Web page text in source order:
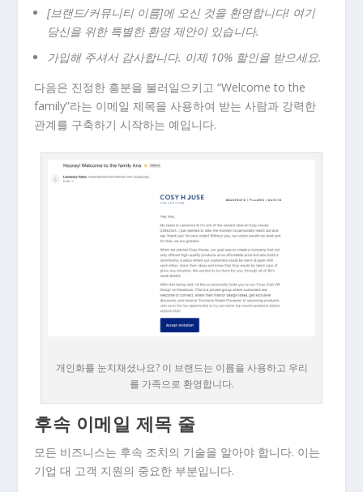
[브랜드/커뮤니티 이름]에 오신 것을 환영합니다! 여기
당신을 위한 특별한 환영 제안이 있습니다.
가입해 주셔서 감사합니다. 이제 10% 할인을 받으세요.
다음은 진정한 흥분을 불러일으키고 “Welcome to the
family”라는 이메일 제목을 사용하여 받는 사람과 강력한
관계를 구축하기 시작하는 예입니다.
개인화를 눈치채셨나요? 이 브랜드는 이름을 사용하고 우리
를 가족으로 환영합니다.
후속 이메일 제목 줄
모든 비즈니스는 후속 조치의 기술을 알아야 합니다. 이는
기업 대 고객 지원의 중요한 부분입니다.